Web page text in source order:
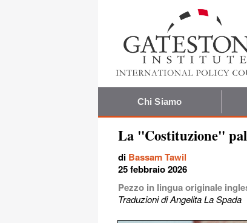
Chi Siamo
La "Costituzione"
di Bassam Tawil
25 febbraio 2026
Pezzo in lingua originale
Traduzioni di Angelita La Spada